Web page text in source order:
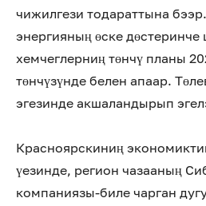
чижилгези тодараттына
энергияның өске
хемчеглерниң төнчү планы
төнчүзүнде белен апаар.
эгезинде акшаландырып
Красноярскиниң
үезинде, регион чазааның
компаниязы-биле чарган